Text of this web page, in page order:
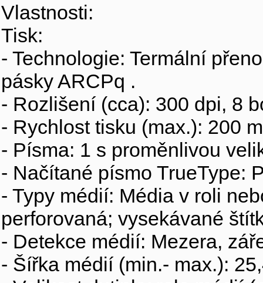
Vlastnosti:
Tisk:
- Technologie: Termální
pásky ARCPq .
- Rozlišení (cca): 300 dpi, 8
- Rychlost tisku (max.): 200
- Písma: 1 s proměnlivou
- Načítané písmo TrueType:
- Typy médií: Média v roli
perforovaná; vysekávané
- Detekce médií: Mezera,
- Šířka médií (min.- max.):